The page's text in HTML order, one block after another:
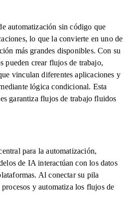
automatización sin código que
lo que la convierte en uno de
más grandes disponibles. Con su
pueden crear flujos de trabajo,
vinculan diferentes aplicaciones y
lógica condicional. Esta
garantiza flujos de trabajo fluidos
para la automatización,
de IA interactúan con los datos
Al conectar su pila
y automatiza los flujos de